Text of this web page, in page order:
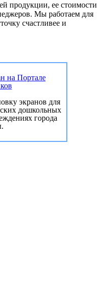
продукции, ее стоимости
Мы работаем для
счастливее и
экранов для
дошкольных
города